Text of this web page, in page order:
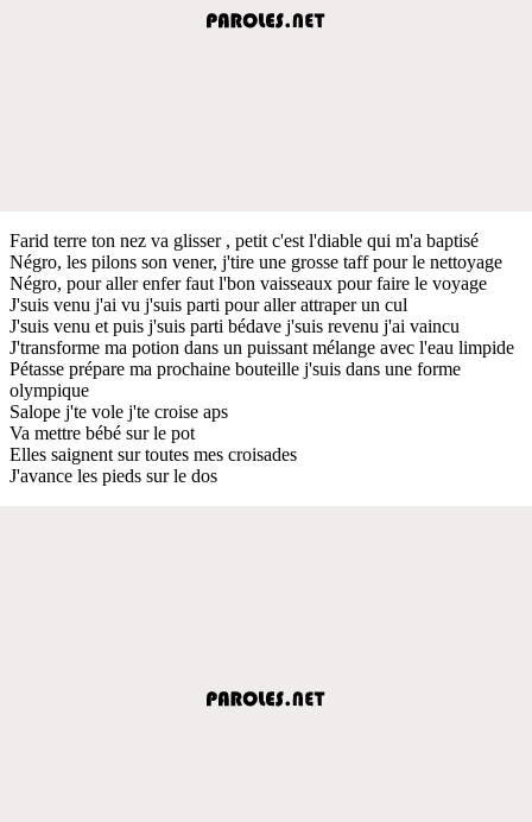
Farid terre ton nez va glisser , petit c'est l'diable qui m'a baptisé
Négro, les pilons son vener, j'tire une grosse taff pour le nettoyage
Négro, pour aller enfer faut l'bon vaisseaux pour faire le voyage
J'suis venu j'ai vu j'suis parti pour aller attraper un cul
J'suis venu et puis j'suis parti bédave j'suis revenu j'ai vaincu
J'transforme ma potion dans un puissant mélange avec l'eau limpide
Pétasse prépare ma prochaine bouteille j'suis dans une forme
olympique
Salope j'te vole j'te croise aps
Va mettre bébé sur le pot
Elles saignent sur toutes mes croisades
J'avance les pieds sur le dos